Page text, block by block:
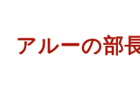
アルーの部